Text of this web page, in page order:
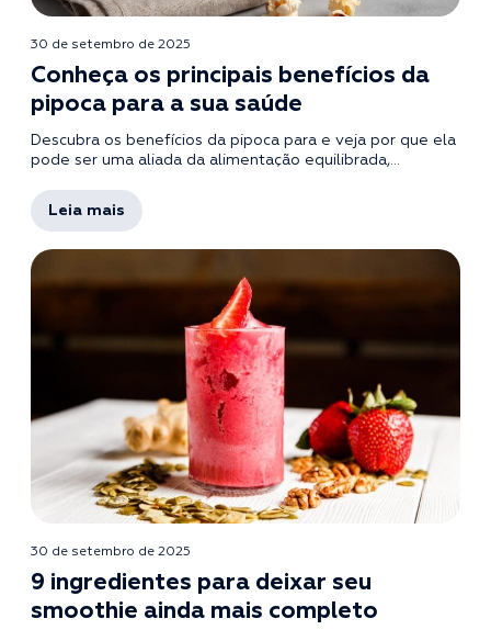
30 de setembro de 2025
Conheça os principais benefícios da
pipoca para a sua saúde
Descubra os benefícios da pipoca para e veja por que ela
pode ser uma aliada da alimentação equilibrada,...
Leia mais
30 de setembro de 2025
9 ingredientes para deixar seu
smoothie ainda mais completo